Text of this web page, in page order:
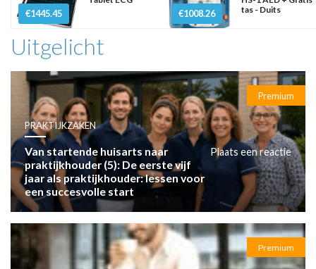
€1445.45 €1008.26
tas - Duits
Uitgelicht
Premium
PRAKTIJKZAKEN
Van startende huisarts naar
praktijkhouder (5): De eerste vijf
jaar als praktijkhouder: lessen voor
een succesvolle start
Plaats een reactie
Premium